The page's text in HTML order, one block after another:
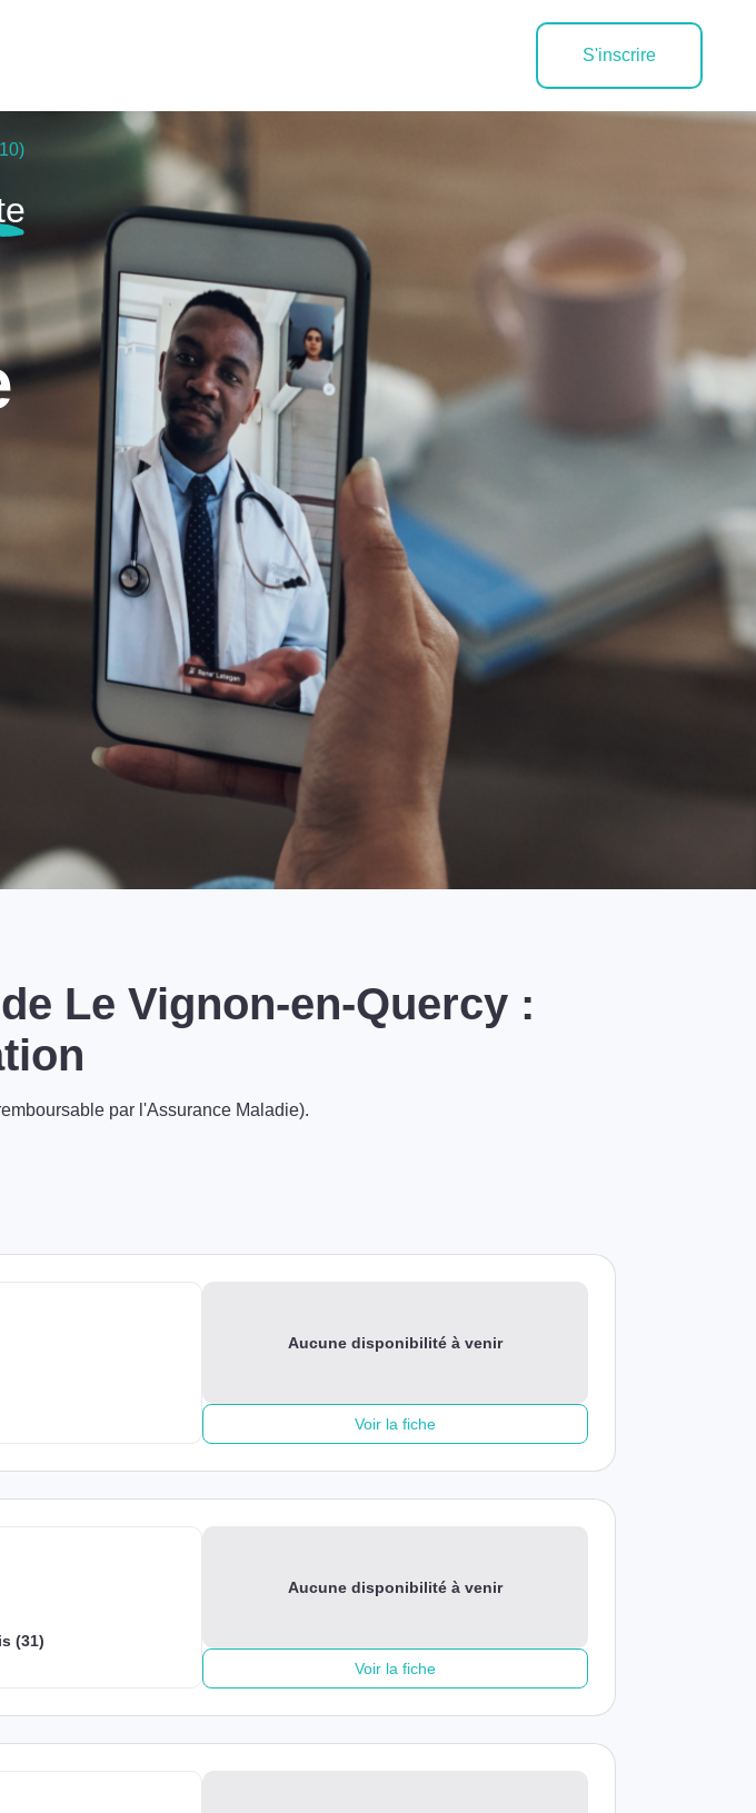
S'inscrire
Le Vignon-en-Quercy :
par l'Assurance Maladie).
Aucune disponibilité à venir
Voir la fiche
(31)
Aucune disponibilité à venir
Voir la fiche